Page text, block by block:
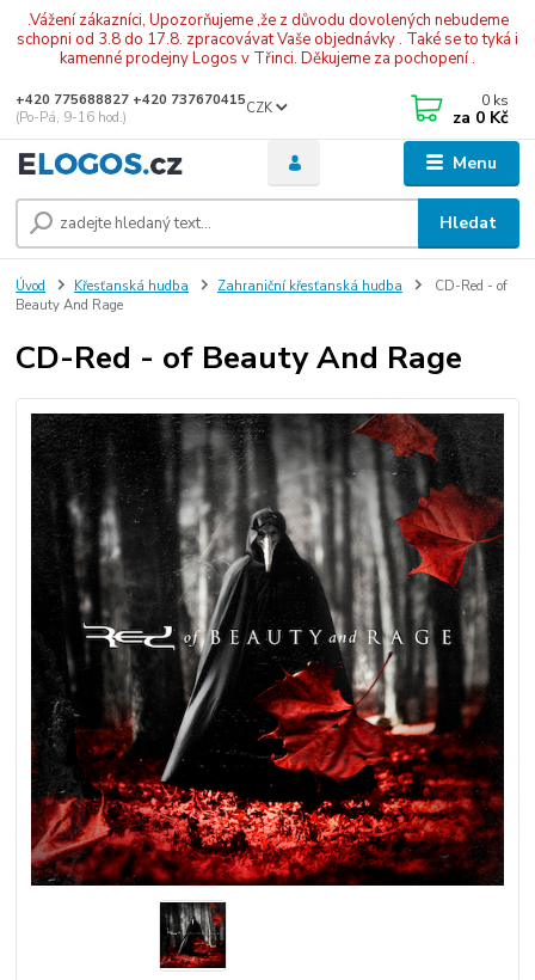
.Vážení zákazníci, Upozorňujeme ,že z důvodu dovolených nebudeme
schopni od 3.8 do 17.8. zpracovávat Vaše objednávky . Také se to tyká i
kamenné prodejny Logos v Třinci. Děkujeme za pochopení .
Menu
CZK
Hledat
+420 775688827 +420 737670415
(Po-Pá, 9-16 hod.)
0 ks
za 0 Kč
Úvod Křesťanská hudba Zahraniční křesťanská hudba
CD-Red - of
Beauty And Rage
CD-Red - of Beauty And Rage